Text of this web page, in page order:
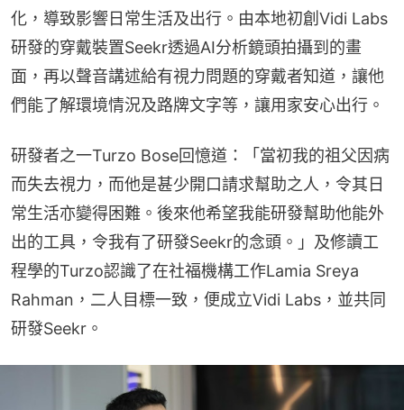
化，導致影響日常生活及出行。由本地初創Vidi Labs
研發的穿戴裝置Seekr透過AI分析鏡頭拍攝到的畫
面，再以聲音講述給有視力問題的穿戴者知道，讓他
們能了解環境情況及路牌文字等，讓用家安心出行。
研發者之一Turzo Bose回憶道：「當初我的祖父因病
而失去視力，而他是甚少開口請求幫助之人，令其日
常生活亦變得困難。後來他希望我能研發幫助他能外
出的工具，令我有了研發Seekr的念頭。」及修讀工
程學的Turzo認識了在社福機構工作Lamia Sreya
Rahman，二人目標一致，便成立Vidi Labs，並共同
研發Seekr。